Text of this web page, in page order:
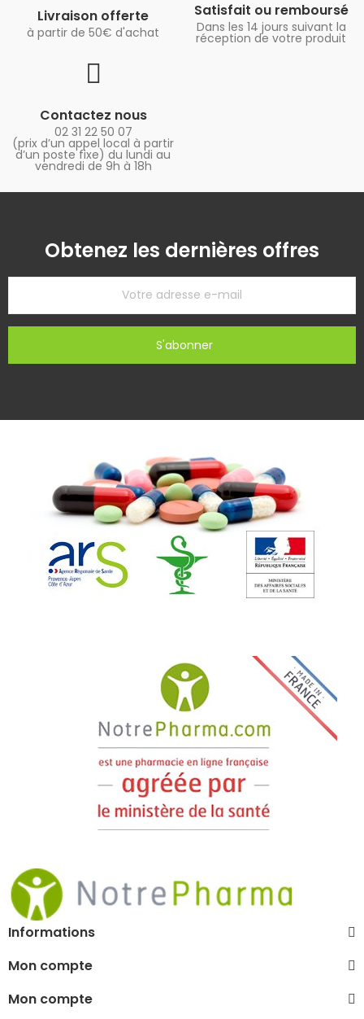
Livraison offerte
à partir de 50€ d'achat
Satisfait ou remboursé
Dans les 14 jours suivant la
réception de votre produit
Contactez nous
02 31 22 50 07
(prix d’un appel local à partir
d’un poste fixe) du lundi au
vendredi de 9h à 18h
Obtenez les dernières offres
S'abonner
Informations
Mon compte
Mon compte